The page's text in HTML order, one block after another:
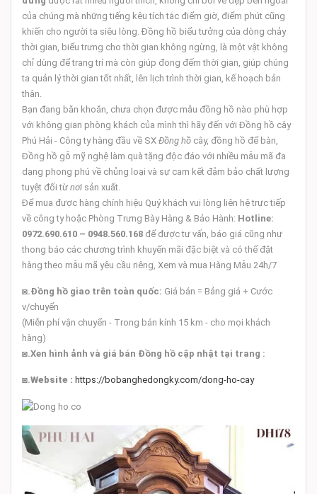
của chúng mà những tiếng kêu tích tắc điểm giờ, điểm phút cũng
khiến cho người ta siêu lòng. Đồng hồ biểu tưởng của dòng chảy
thời gian, biểu trưng cho thời gian không ngừng, là một vật không
chỉ dùng để trang trí mà còn giúp đong đếm thời gian, giúp chúng
ta quản lý thời gian tốt nhất, lên lịch trình thời gian, kế hoạch bản
thân.
Bạn đang băn khoăn, chưa chọn được mẫu đồng hồ nào phù hợp
với không gian phòng khách của mình thì hãy đến với Đồng hồ cây
Phú Hải - Công ty hàng đầu về SX Đồng hồ cây, đồng hồ để bàn,
Đồng hồ gỗ mỹ nghệ làm quà tặng độc đáo với nhiều mẫu mã đa
dạng phong phú về chủng loại và sự cam kết đảm bảo chất lượng
tuyệt đối từ nơi sản xuất.
Để mua được hàng chính hiệu Quý khách vui lòng liên hệ trực tiếp
về công ty hoặc Phòng Trưng Bày Hàng & Bảo Hành: Hotline:
0972.690.610 – 0948.560.168 để được tư vấn, báo giá cũng như
thong báo các chương trình khuyến mãi đặc biệt và có thể đặt
hàng theo mẫu mã yêu cầu riêng, Xem và mua Hàng Mẫu 24h/7
◙.Đồng hồ giao trên toàn quốc: Giá bán = Bảng giá + Cước
v/chuyển
(Miễn phí vận chuyển - Trong bán kính 15 km - cho mọi khách
hàng)
◙.Xen hình ảnh và giá bán Đồng hồ cập nhật tại trang :
◙.Website : https://bobanghedongky.com/dong-ho-cay